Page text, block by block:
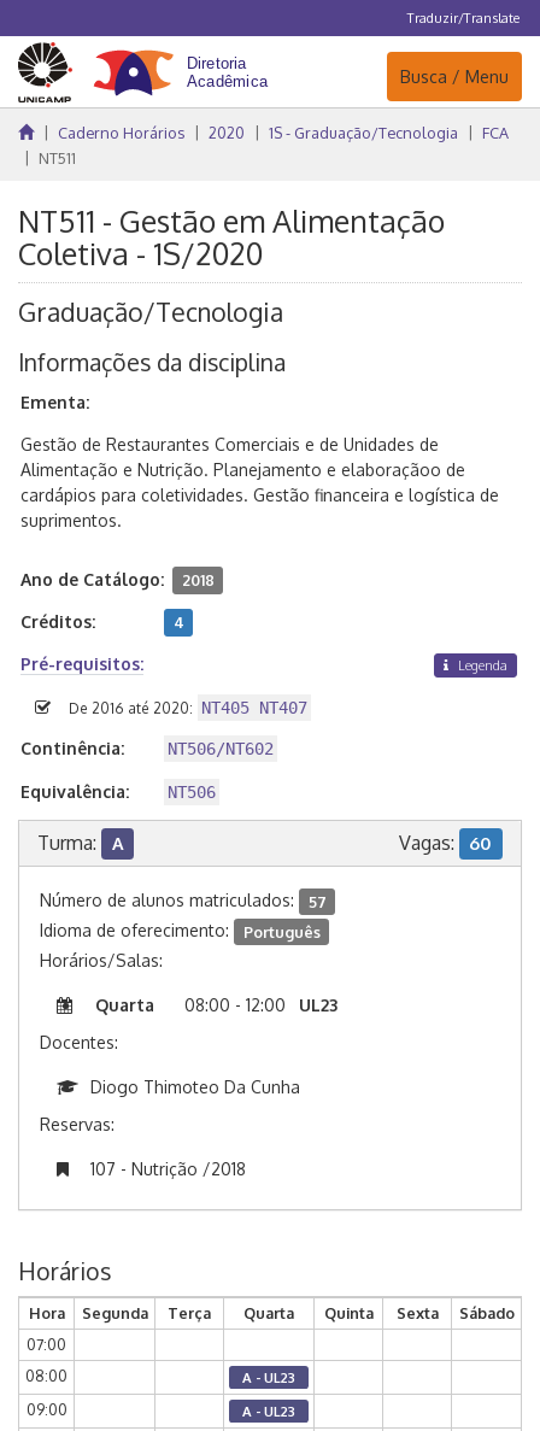
Traduzir/Translate
Navegação
Busca / Menu
Caderno Horários 2020 1S - Graduação/Tecnologia
FCA
NT511
NT511 - Gestão em Alimentação
Coletiva - 1S/2020
Graduação/Tecnologia
Informações da disciplina
Ementa:
Gestão de Restaurantes Comerciais e de Unidades de
Alimentação e Nutrição. Planejamento e elaboraçãoo de
cardápios para coletividades. Gestão financeira e logística de
suprimentos.
Ano de Catálogo: 2018
Créditos: 4
Pré-requisitos: Legenda
De 2016 até 2020: NT405 NT407
Continência: NT506/NT602
Equivalência: NT506
Turma: A Vagas: 60
Número de alunos matriculados: 57
Idioma de oferecimento: Português
Horários/Salas:
Quarta 08:00 - 12:00
UL23
Docentes:
Diogo Thimoteo Da Cunha
Reservas:
107 - Nutrição /2018
Horários
Hora Segunda Terça Quarta Quinta Sexta
Sábado
07:00
08:00
A - UL23
09:00 A - UL23